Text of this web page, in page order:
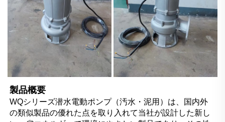
製品概要
WQシリーズ潜水電動ポンプ（汚水・泥用）は、国内外
の類似製品の優れた点を取り入れて当社が設計した新し